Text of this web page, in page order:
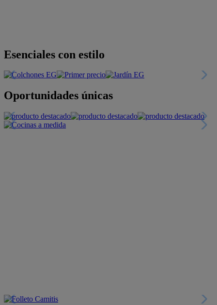
Descuentos y más
+INFO
+INFO
Nueva app